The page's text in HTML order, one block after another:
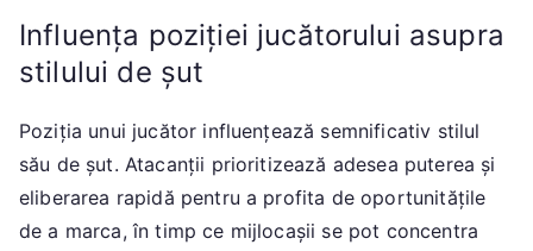
Influența poziției jucătorului asupra
stilului de șut
Poziția unui jucător influențează semnificativ stilul
său de șut. Atacanții prioritizează adesea puterea și
eliberarea rapidă pentru a profita de oportunitățile
de a marca, în timp ce mijlocașii se pot concentra